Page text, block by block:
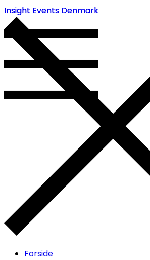
Insight Events Denmark
Insight Events Denmark
Forside